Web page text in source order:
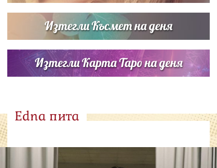
Изтегли Късмет на деня
Изтегли Карта Таро на деня
Edna пита